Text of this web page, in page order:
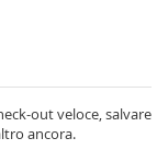
out veloce, salvare
ancora.